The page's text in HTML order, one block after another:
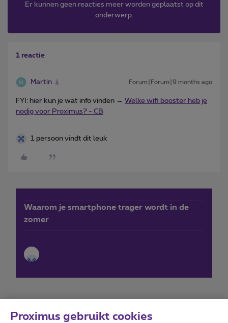
Er kunnen geen reacties meer worden geplaatst op dit
onderwerp.
1 reactie
Martin Forum|Forum|9 months ago
FYI: hier kun je wat info vinden → Welke wifi booster heb je
nodig voor Proximus? - CB
1 persoon vindt dit leuk
Waarom je smartphone trager wordt in de
zomer
Proximus gebruikt cookies